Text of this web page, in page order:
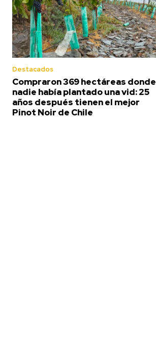
Destacados
Compraron 369 hectáreas donde
nadie había plantado una vid: 25
años después tienen el mejor
Pinot Noir de Chile